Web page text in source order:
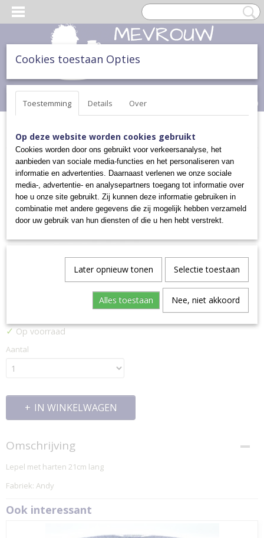
Inloggen Registreren
(0)
Home >DIVERSEN> VEEL MEER MOOIS >LEPEL
✓ Op voorraad
Aantal
IN WINKELWAGEN
Omschrijving
Lepel met harten 21cm lang
Fabriek: Andy
Ook interessant
Cookies toestaan Opties
Toestemming Details Over
Op deze website worden cookies gebruikt
Cookies worden door ons gebruikt voor verkeersanalyse, het
aanbieden van sociale media-functies en het personaliseren van
informatie en advertenties. Daarnaast verlenen we onze sociale
media-, advertentie- en analysepartners toegang tot informatie over
hoe u onze site gebruikt. Zij kunnen deze informatie gebruiken in
combinatie met andere gegevens die zij mogelijk hebben verzameld
door uw gebruik van hun diensten of die u hen hebt verstrekt.
Later opnieuw tonen Selectie toestaan
Alles toestaan Nee, niet akkoord